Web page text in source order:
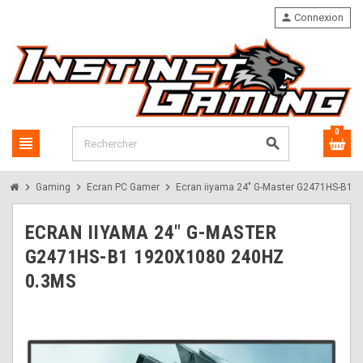
view_headline search
person Connexion
0
chevron_right Gaming chevron_right Ecran PC Gamer chevron_right Ecran iiyama 24" G-Master G2471HS-B1
ECRAN IIYAMA 24" G-MASTER
G2471HS-B1 1920X1080 240HZ
0.3MS